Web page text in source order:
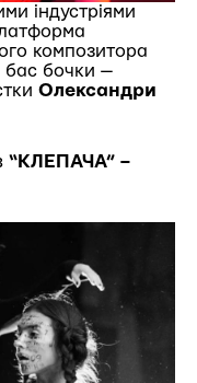
індустріями
композитора
бас бочки —
Олександри
“КЛЕПАЧА” –